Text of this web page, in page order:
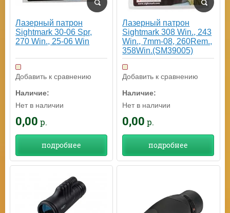
Лазерный патрон
Sightmark 30-06 Spr,
270 Win., 25-06 Win
Добавить к сравнению
Наличие:
Нет в наличии
0,00 р.
подробнее
Лазерный патрон
Sightmark 308 Win., 243
Win., 7mm-08, 260Rem.,
358Win.(SM39005)
Добавить к сравнению
Наличие:
Нет в наличии
0,00 р.
подробнее